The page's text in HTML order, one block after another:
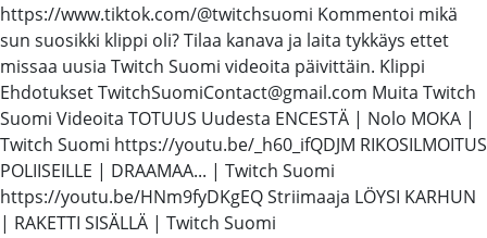
https://www.tiktok.com/@twitchsuomi Kommentoi mikä
sun suosikki klippi oli? Tilaa kanava ja laita tykkäys ettet
missaa uusia Twitch Suomi videoita päivittäin. Klippi
Ehdotukset TwitchSuomiContact@gmail.com Muita Twitch
Suomi Videoita TOTUUS Uudesta ENCESTÄ | Nolo MOKA |
Twitch Suomi https://youtu.be/_h60_ifQDJM RIKOSILMOITUS
POLIISEILLE | DRAAMAA... | Twitch Suomi
https://youtu.be/HNm9fyDKgEQ Striimaaja LÖYSI KARHUN
| RAKETTI SISÄLLÄ | Twitch Suomi